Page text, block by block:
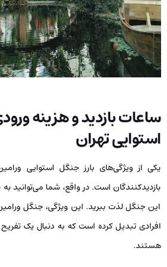
ساعات بازدید و هزینه
استوایی تهران
یکی از ویژگی‌های بارز جنگل استوایی
بازدیدکنندگان است. در واقع، شما می‌توانید
این جنگل لذت ببرید. این ویژگی، جنگل
افرادی تبدیل کرده است که به دنبال یک
هستند.